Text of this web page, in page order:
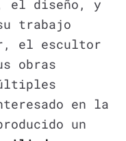
el diseño, y
trabajo
el escultor
obras
en la
un